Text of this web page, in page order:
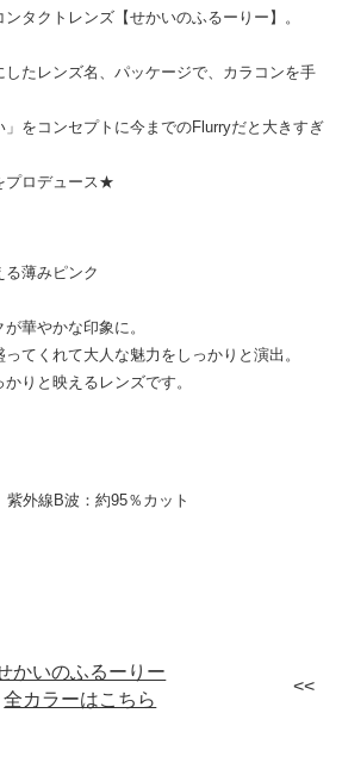
タクトレンズ【せかいのふるーりー】。
たレンズ名、パッケージで、カラコンを手
」をコンセプトに今までのFlurryだと大きすぎ
プロデュース★
薄みピンク
華やかな印象に。
てくれて大人な魅力をしっかりと演出。
りと映えるレンズです。
外線B波：約95％カット
かいのふるーりー
全カラーはこちら